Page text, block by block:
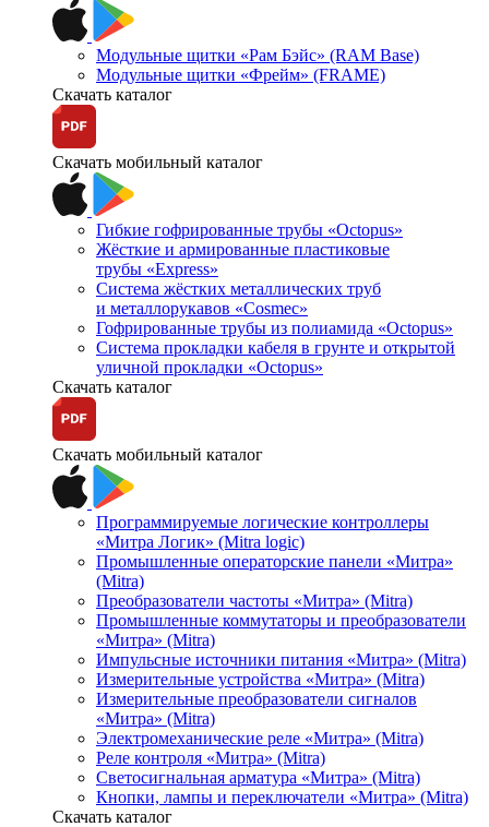
Модульные щитки «Рам Бэйс» (RAM Base)
Модульные щитки «Фрейм» (FRAME)
Скачать каталог
Скачать мобильный каталог
Гибкие гофрированные трубы «Octopus»
Жёсткие и армированные пластиковые
трубы «Express»
Система жёстких металлических труб
и металлорукавов «Cosmec»
Гофрированные трубы из полиамида «Octopus»
Система прокладки кабеля в грунте и открытой
уличной прокладки «Octopus»
Скачать каталог
Скачать мобильный каталог
Программируемые логические контроллеры
«Митра Логик» (Mitra logic)
Промышленные операторские панели «Митра»
(Mitra)
Преобразователи частоты «Митра» (Mitra)
Промышленные коммутаторы и преобразователи
«Митра» (Mitra)
Импульсные источники питания «Митра» (Mitra)
Измерительные устройства «Митра» (Mitra)
Измерительные преобразователи сигналов
«Митра» (Mitra)
Электромеханические реле «Митра» (Mitra)
Реле контроля «Митра» (Mitra)
Светосигнальная арматура «Митра» (Mitra)
Кнопки, лампы и переключатели «Митра» (Mitra)
Скачать каталог